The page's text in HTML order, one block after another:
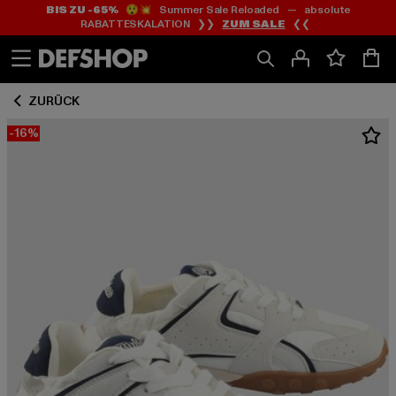
Zum
Inhalt
springen
Zum
Fußzeile
springen
BIS ZU -65%😲💥 Summer Sale Reloaded — absolute
RABATTESKALATION ❯❯ ZUM SALE ❮❮
ZURÜCK
-16%